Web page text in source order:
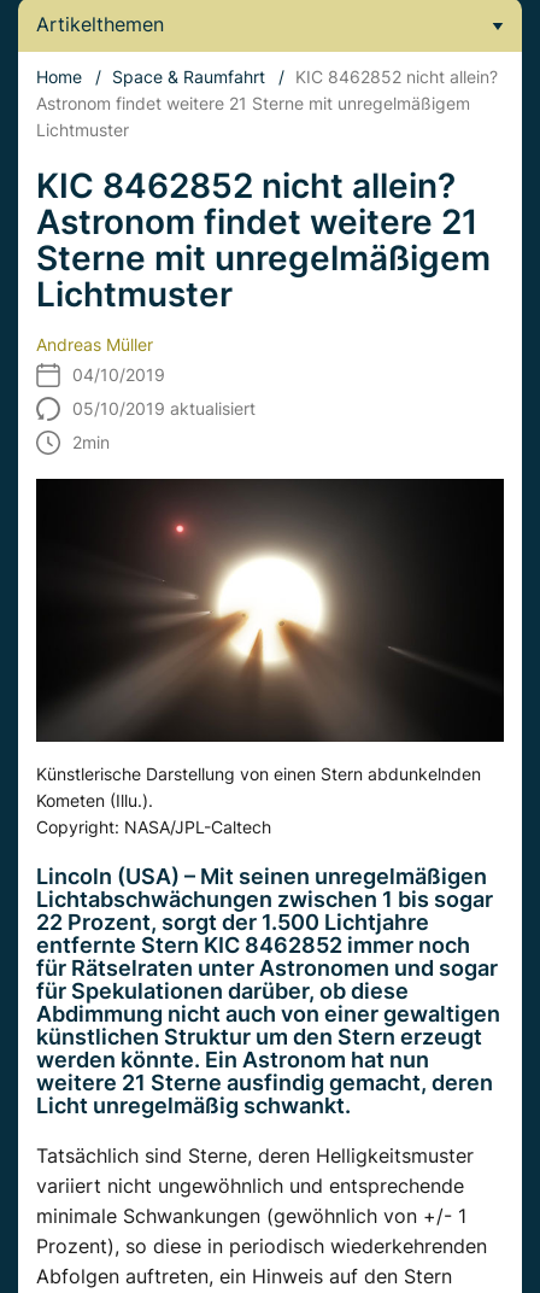
Artikelthemen
Home / Space & Raumfahrt / KIC 8462852 nicht allein?
Astronom findet weitere 21 Sterne mit unregelmäßigem
Lichtmuster
KIC 8462852 nicht allein?
Astronom findet weitere 21
Sterne mit unregelmäßigem
Lichtmuster
Andreas Müller
04/10/2019
05/10/2019 aktualisiert
2min
Künstlerische Darstellung von einen Stern abdunkelnden
Kometen (Illu.).
Copyright: NASA/JPL-Caltech
Lincoln (USA) – Mit seinen unregelmäßigen
Lichtabschwächungen zwischen 1 bis sogar
22 Prozent, sorgt der 1.500 Lichtjahre
entfernte Stern KIC 8462852 immer noch
für Rätselraten unter Astronomen und sogar
für Spekulationen darüber, ob diese
Abdimmung nicht auch von einer gewaltigen
künstlichen Struktur um den Stern erzeugt
werden könnte. Ein Astronom hat nun
weitere 21 Sterne ausfindig gemacht, deren
Licht unregelmäßig schwankt.
Tatsächlich sind Sterne, deren Helligkeitsmuster
variiert nicht ungewöhnlich und entsprechende
minimale Schwankungen (gewöhnlich von +/- 1
Prozent), so diese in periodisch wiederkehrenden
Abfolgen auftreten, ein Hinweis auf den Stern